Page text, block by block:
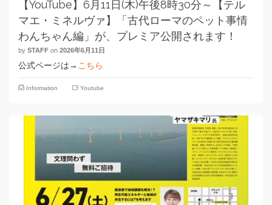
【YouTube】6月11日(木)午後8時30分～【テル
マエ・ミネルヴァ】「古代ローマのペット事情
わんちゃん編」が、プレミア公開されます！
by STAFF on 2026年6月11日
公式ページは→ こちら
Information Youtube